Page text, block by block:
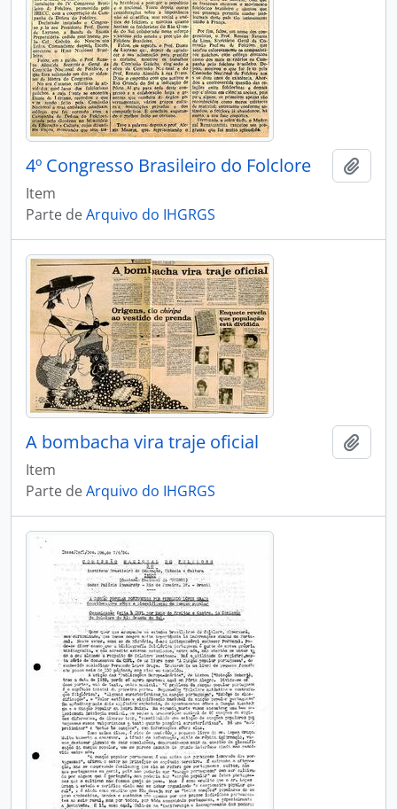
4º Congresso Brasileiro do Folclore
Item
Parte deArquivo do IHGRGS
A bombacha vira traje oficial
Item
Parte deArquivo do IHGRGS